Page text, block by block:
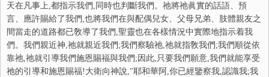
天在凡事上,都指示我們,同時也判斷我們。祂將祂眞實的話語、預
言、應許賜給了我們,也將我們在與配偶兒女、父母兄弟、肢體親友之
間當走的道路都已敎導了我們,聖靈也在各樣情況中實際地指示着我
們。我們親近神,祂就親近我們;我們察驗祂,祂就指敎我們;我們順從依
靠祂,祂就引導我們施恩賜福與我們;因此,只要我們願意,我們就能享受
祂的引導和施恩賜福!大衛向神說,"耶和華阿,你已經鑒察我,認識我;我